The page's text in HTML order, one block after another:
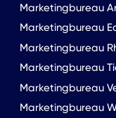
Marketingbureau
Marketingbureau
Marketingbureau
Marketingbureau
Marketingbureau
Marketingbureau